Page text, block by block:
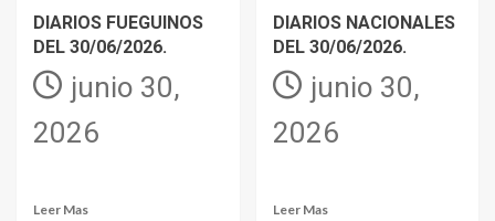
DIARIOS FUEGUINOS
DEL 30/06/2026.
junio 30,
2026
Leer Mas
DIARIOS NACIONALES
DEL 30/06/2026.
junio 30,
2026
Leer Mas